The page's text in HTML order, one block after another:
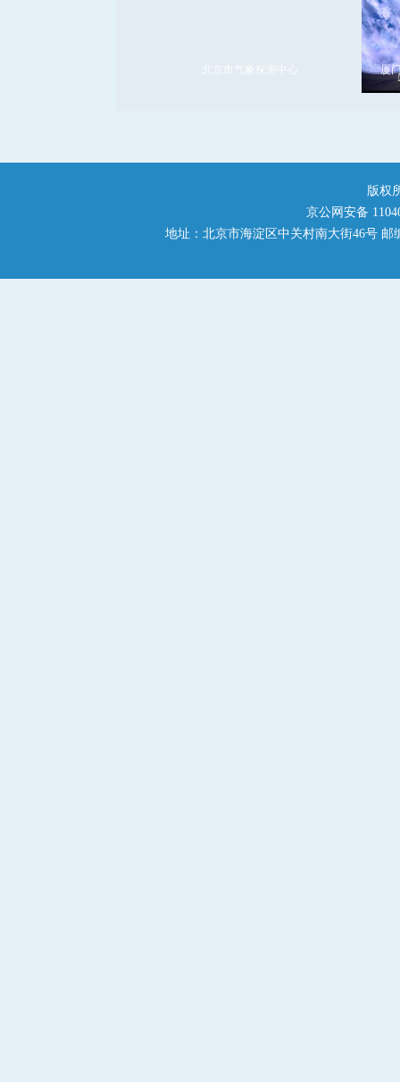
北京市气象探测中心 厦
版权
京公网安备
地址：北京市海淀区中关村南大街46号 邮